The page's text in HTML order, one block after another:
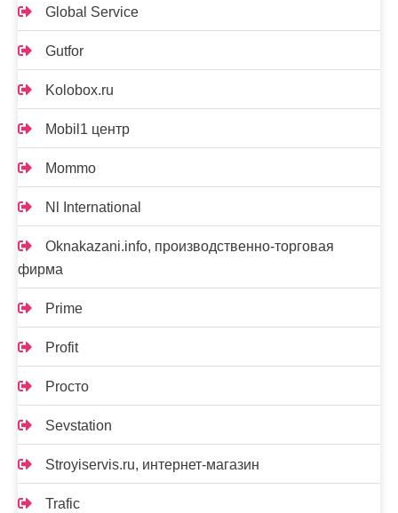
Global Service
Gutfor
Kolobox.ru
Mobil1 центр
Mommo
Nl International
Oknakazani.info, производственно-торговая
фирма
Prime
Profit
Proсто
Sevstation
Stroyiservis.ru, интернет-магазин
Trafic